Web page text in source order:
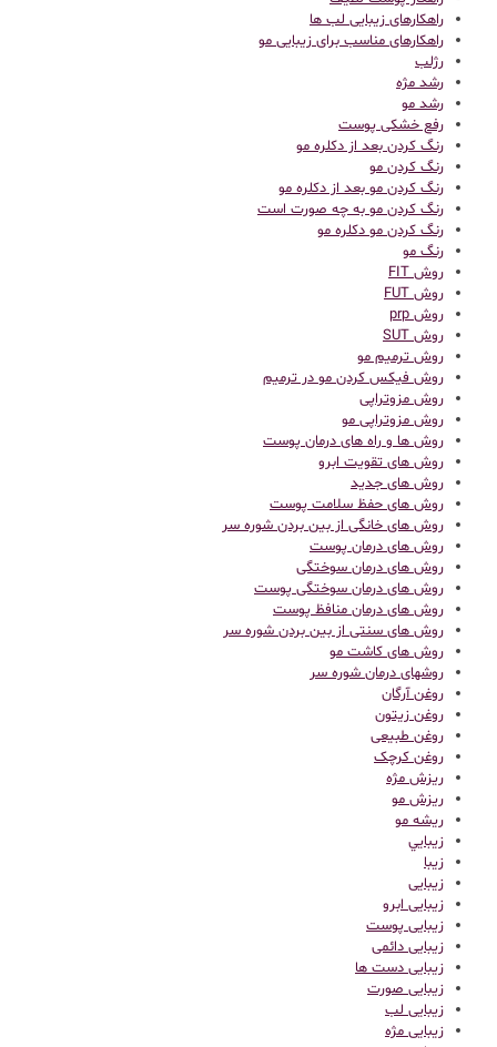
راهکارهای زیبایی لب ها
راهکارهای مناسب برای زیبایی مو
رژلب
رشد مژه
رشد مو
رفع خشکی پوست
رنگ کردن بعد از دکلره مو
رنگ کردن مو
رنگ کردن مو بعد از دکلره مو
رنگ کردن مو به چه صورت است
رنگ کردن مو دکلره مو
رنگ مو
روش FIT
روش FUT
روش prp
روش SUT
روش ترمیم مو
روش فیکس کردن مو در ترمیم
روش مزوتراپی
روش مزوتراپی مو
روش ها و راه های درمان پوست
روش های تقویت ابرو
روش های جدید
روش های حفظ سلامت پوست
روش های خانگی از بین بردن شوره سر
روش های درمان پوست
روش های درمان سوختگی
روش های درمان سوختگی پوست
روش های درمان منافظ پوست
روش های سنتی از بین بردن شوره سر
روش های کاشت مو
روشهای درمان شوره سر
روغن آرگان
روغن زیتون
روغن طبیعی
روغن کرچک
ریزش مژه
ریزش مو
ریشه مو
زيبايي
زیبا
زیبایی
زیبایی ابرو
زیبایی پوست
زیبایی دائمی
زیبایی دست ها
زیبایی صورت
زیبایی لب
زیبایی مژه